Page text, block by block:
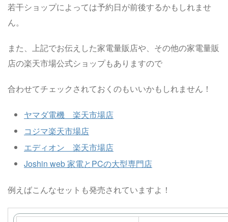
若干ショップによっては予約日が前後するかもしれませ
ん。
また、上記でお伝えした家電量販店や、その他の家電量販
店の楽天市場公式ショップもありますので
合わせてチェックされておくのもいいかもしれません！
ヤマダ電機 楽天市場店
コジマ楽天市場店
エディオン 楽天市場店
Joshin web 家電とPCの大型専門店
例えばこんなセットも発売されていますよ！